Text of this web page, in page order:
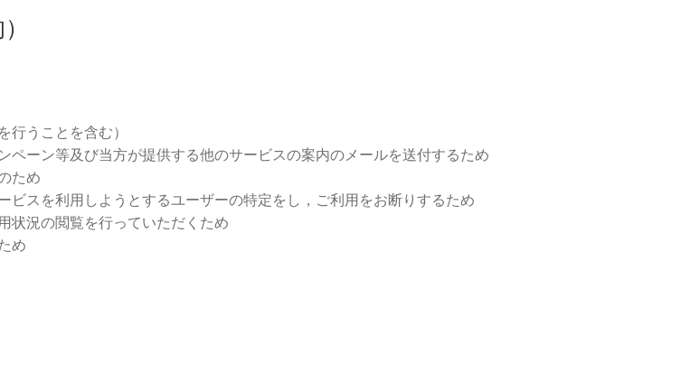
うことを含む）
ーン等及び当方が提供する他のサービスの案内のメールを送付するため
ため
スを利用しようとするユーザーの特定をし，ご利用をお断りするため
状況の閲覧を行っていただくため
め